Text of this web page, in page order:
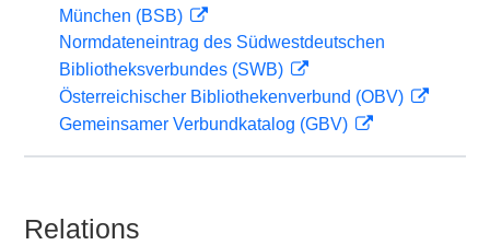
München (BSB)
Normdateneintrag des Südwestdeutschen
Bibliotheksverbundes (SWB)
Österreichischer Bibliothekenverbund (OBV)
Gemeinsamer Verbundkatalog (GBV)
Relations